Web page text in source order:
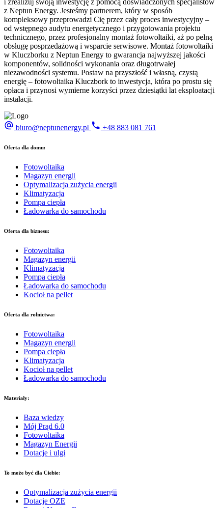
i zrealizuj swoją inwestycję z pomocą doświadczonych specjalistów
z Neptun Energy. Jesteśmy partnerem, który w sposób
kompleksowy przeprowadzi Cię przez cały proces inwestycyjny –
od wstępnego audytu energetycznego i przygotowania projektu
technicznego, przez profesjonalny montaż fotowoltaiki, aż po pełną
obsługę posprzedażową i wsparcie serwisowe. Montaż fotowoltaiki
w Kluczborku z Neptun Energy to gwarancja najwyższej jakości
komponentów, solidności wykonania oraz długotrwałej
niezawodności systemu. Postaw na przyszłość i własną, czystą
energię – fotowoltaika Kluczbork to inwestycja, która po prostu się
opłaca i przynosi wymierne korzyści przez dziesiątki lat eksploatacji
instalacji.
biuro@neptunenergy.pl +48 883 081 761
Oferta dla domu:
Fotowoltaika
Magazyn energii
Optymalizacja zużycia energii
Klimatyzacja
Pompa ciepła
Ładowarka do samochodu
Oferta dla biznesu:
Fotowoltaika
Magazyn energii
Klimatyzacja
Pompa ciepła
Ładowarka do samochodu
Kocioł na pellet
Oferta dla rolnictwa:
Fotowoltaika
Magazyn energii
Pompa ciepła
Klimatyzacja
Kocioł na pellet
Ładowarka do samochodu
Materiały:
Baza wiedzy
Mój Prąd 6.0
Fotowoltaika
Magazyn Energii
Dotacje i ulgi
To może być dla Ciebie:
Optymalizacja zużycia energii
Dotacje OZE